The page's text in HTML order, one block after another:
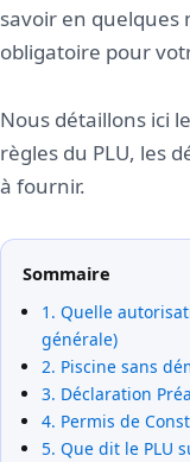
savoir en
obligatoire pour
Nous détaillons ici
règles du PLU, les
à fournir.
Sommaire
1. Quelle
générale)
2. Piscine sans
3. Déclaration
4. Permis de
5. Que dit le PLU